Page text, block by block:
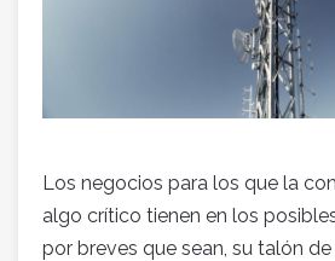
Los negocios para los que la
algo crítico tienen en los
por breves que sean, su talón de